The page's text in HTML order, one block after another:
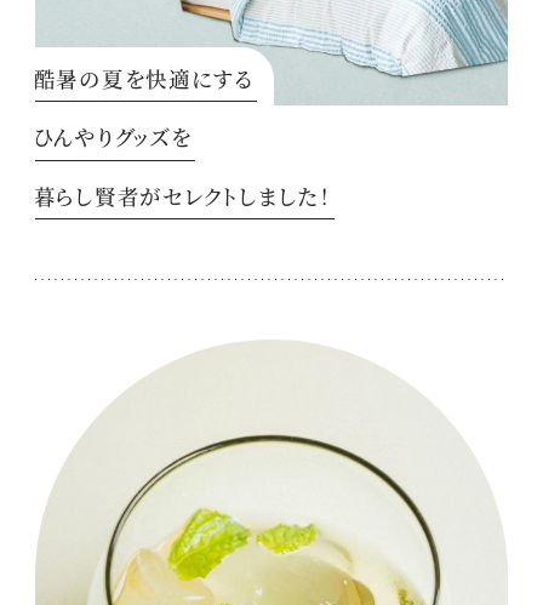
酷暑の夏を快適にする
ひんやりグッズを
暮らし賢者がセレクトしました！